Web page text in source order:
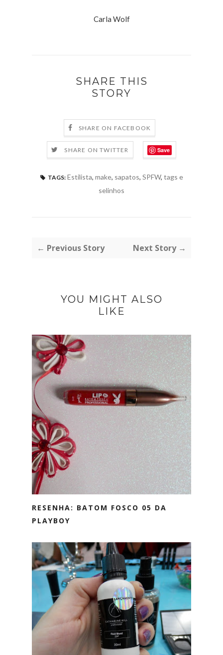
Carla Wolf
SHARE THIS
STORY
SHARE ON FACEBOOK
SHARE ON TWITTER Save
TAGS: Estilista, make, sapatos, SPFW, tags e
selinhos
← Previous Story Next Story →
YOU MIGHT ALSO
LIKE
RESENHA: BATOM FOSCO 05 DA
PLAYBOY